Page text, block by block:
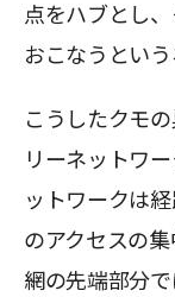
点をハブとし
おこなうという
こうしたクモ
リーネットワ
ットワークは
のアクセスの
網の先端部分